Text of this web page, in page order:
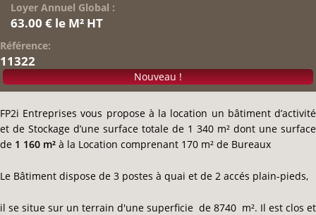
Loyer Annuel Global :
63.00 € le M² HT
Référence:
11322
Nouveau !
FP2i Entreprises vous propose à la location un bâtiment d’activité
et de Stockage d’une surface totale de 1 340 m² dont une surface
de 1 160 m² à la Location comprenant 170 m² de Bureaux
Le Bâtiment dispose de 3 postes à quai et de 2 accés plain-pieds,
il se situe sur un terrain d'une superficie de 8740 m². Il est clos et